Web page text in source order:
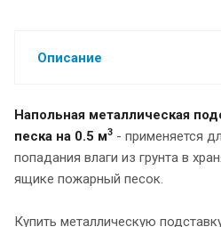
Описание
Напольная металлическая
песка на 0.5 м3 - применяется
попадания влаги из грунта в
ящике пожарный песок.
Купить металлическую